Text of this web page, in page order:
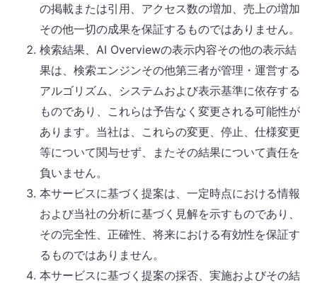
の掲載または引用、アクセス数の増加、売上の増加
その他一切の成果を保証するものではありません。
検索結果、AI Overviewの表示内容その他の表示結
果は、検索エンジンその他第三者が管理・運営する
アルゴリズム、システムおよび表示基準に依存する
ものであり、これらは予告なく変更される可能性が
あります。当社は、これらの変更、停止、仕様変更
等について関与せず、またその結果について責任を
負いません。
本サービスに基づく提案は、一定時点における情報
および当社の分析に基づく見解を示すものであり、
その完全性、正確性、将来における有効性を保証す
るものではありません。
本サービスに基づく提案の採否、実施およびその結